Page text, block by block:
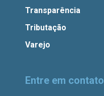
Transparência
Tributação
Varejo
Entre em contato